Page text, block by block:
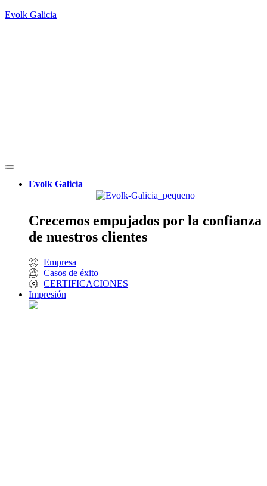
Evolk Galicia
Evolk Galicia
Crecemos empujados por la confianza
de nuestros clientes
Empresa
Casos de éxito
CERTIFICACIONES
Impresión